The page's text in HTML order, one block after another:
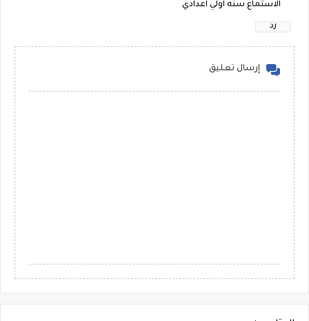
الاستماع سنه اولي اعدادي
رد
إرسال تعليق